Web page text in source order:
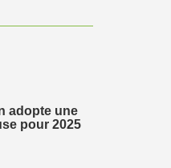
adopte une
pour 2025